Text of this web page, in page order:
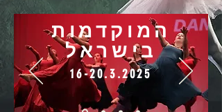
המוקדמות
בישראל
16-20.3.2025